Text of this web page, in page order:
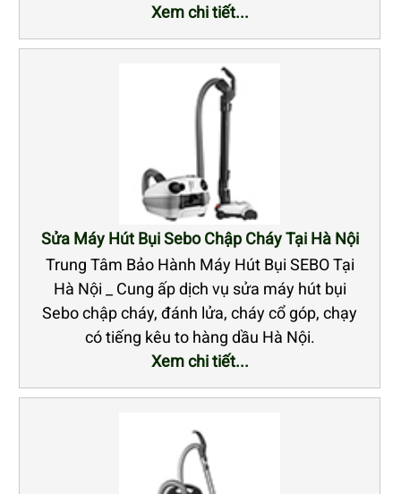
Xem chi tiết...
Sửa Máy Hút Bụi Sebo Chập Cháy Tại Hà Nội
Trung Tâm Bảo Hành Máy Hút Bụi SEBO Tại
Hà Nội _ Cung ấp dịch vụ sửa máy hút bụi
Sebo chập cháy, đánh lửa, cháy cổ góp, chạy
có tiếng kêu to hàng dầu Hà Nội.
Xem chi tiết...